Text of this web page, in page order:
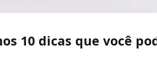
10 dicas que você